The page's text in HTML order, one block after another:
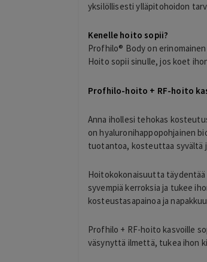
yksilöllisesti ylläpitohoidon
Kenelle hoito sopii?
Profhilo® Body on
Hoito sopii sinulle, jos koet
Profhilo-hoito + RF-hoito
Anna ihollesi tehokas
on hyaluronihappopohjainen
tuotantoa, kosteuttaa syvältä
Hoitokokonaisuutta
syvempiä kerroksia ja tukee
kosteustasapainoa ja
Profhilo + RF-hoito kasvoille
väsynyttä ilmettä, tukea ihon